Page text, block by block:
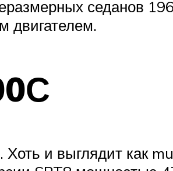
седанов
двигателем.
и выглядит как